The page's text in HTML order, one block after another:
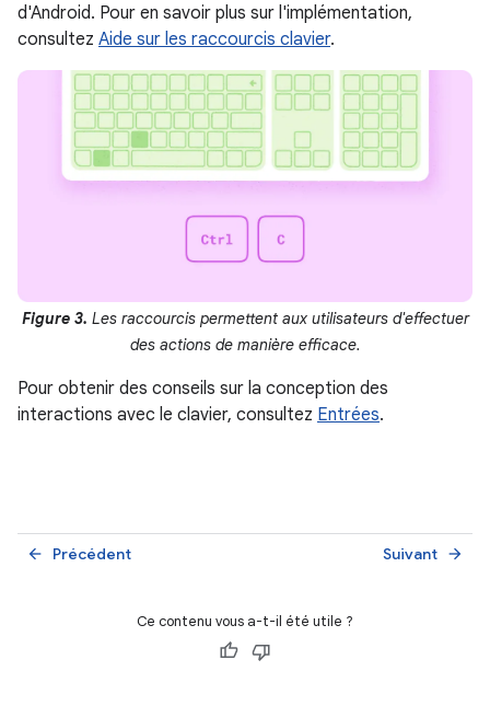
d'Android. Pour en savoir plus sur l'implémentation,
consultez Aide sur les raccourcis clavier.
Figure 3. Les raccourcis permettent aux utilisateurs d'effectuer
des actions de manière efficace.
Pour obtenir des conseils sur la conception des
interactions avec le clavier, consultez Entrées.
Précédent
arrow_back Suivant arrow_forward
Ce contenu vous a-t-il été utile ?